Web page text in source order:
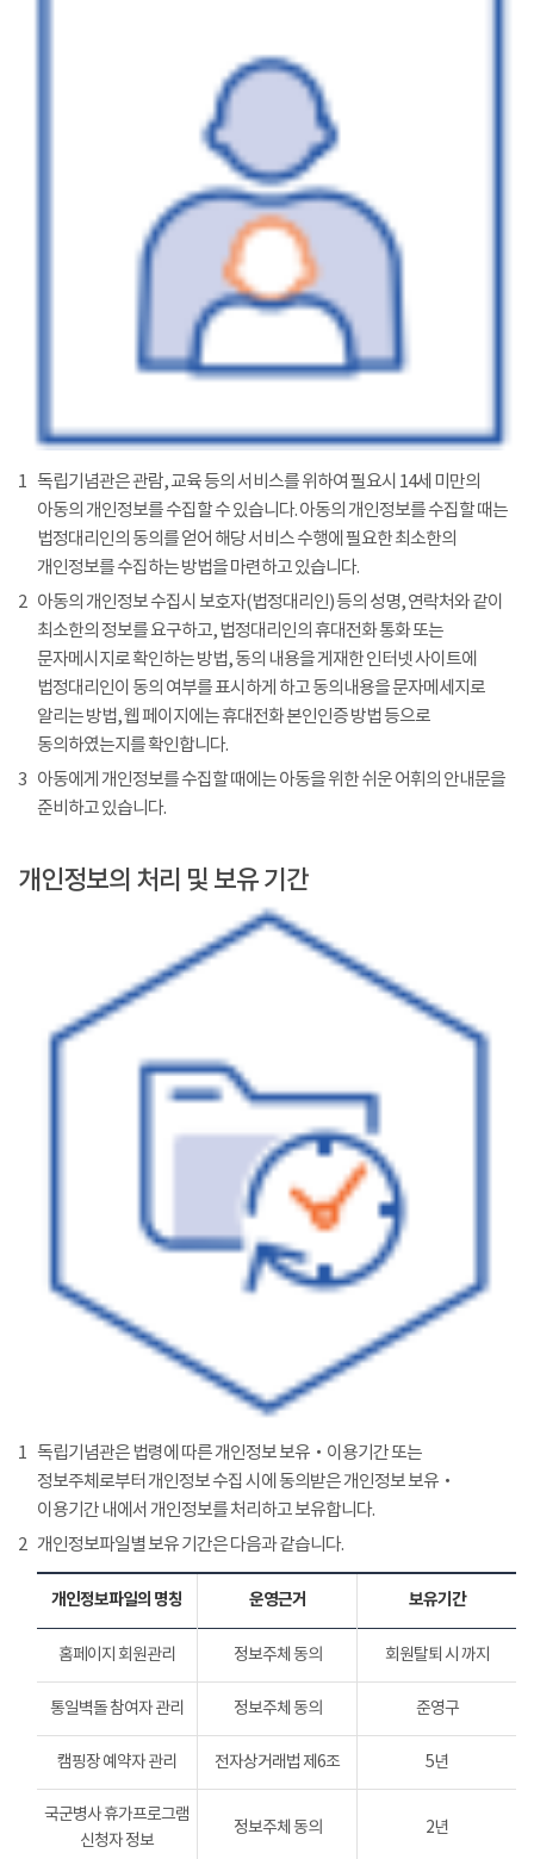
1 독립기념관은 관람, 교육 등의 서비스를 위하여 필요시 14세 미만의
아동의 개인정보를 수집할 수 있습니다. 아동의 개인정보를 수집할 때는
법정대리인의 동의를 얻어 해당 서비스 수행에 필요한 최소한의
개인정보를 수집하는 방법을 마련하고 있습니다.
2 아동의 개인정보 수집시 보호자(법정대리인) 등의 성명, 연락처와 같이
최소한의 정보를 요구하고, 법정대리인의 휴대전화 통화 또는
문자메시지로 확인하는 방법, 동의 내용을 게재한 인터넷 사이트에
법정대리인이 동의 여부를 표시하게 하고 동의내용을 문자메세지로
알리는 방법, 웹 페이지에는 휴대전화 본인인증 방법 등으로
동의하였는지를 확인합니다.
3 아동에게 개인정보를 수집할 때에는 아동을 위한 쉬운 어휘의 안내문을
준비하고 있습니다.
개인정보의 처리 및 보유 기간
1 독립기념관은 법령에 따른 개인정보 보유‧이용기간 또는
정보주체로부터 개인정보 수집 시에 동의받은 개인정보 보유‧
이용기간 내에서 개인정보를 처리하고 보유합니다.
2 개인정보파일별 보유 기간은 다음과 같습니다.
개인정보파일의 명칭 운영근거 보유기간
홈페이지 회원관리 정보주체 동의 회원탈퇴 시 까지
통일벽돌 참여자 관리 정보주체 동의 준영구
캠핑장 예약자 관리 전자상거래법 제6조 5년
국군병사 휴가프로그램
신청자 정보
정보주체 동의 2년